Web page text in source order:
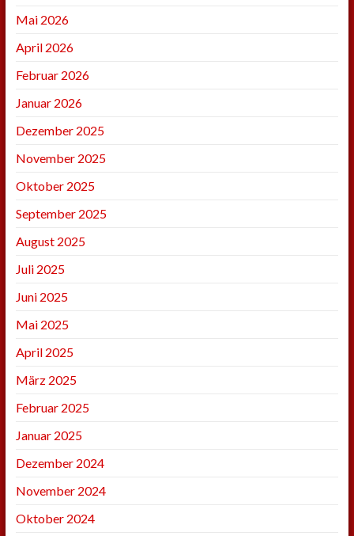
Mai 2026
April 2026
Februar 2026
Januar 2026
Dezember 2025
November 2025
Oktober 2025
September 2025
August 2025
Juli 2025
Juni 2025
Mai 2025
April 2025
März 2025
Februar 2025
Januar 2025
Dezember 2024
November 2024
Oktober 2024